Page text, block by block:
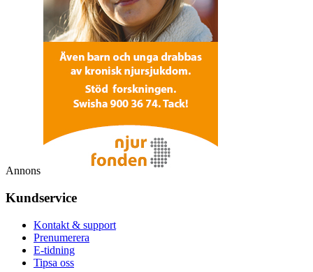
Annons
Kundservice
Kontakt & support
Prenumerera
E-tidning
Tipsa oss